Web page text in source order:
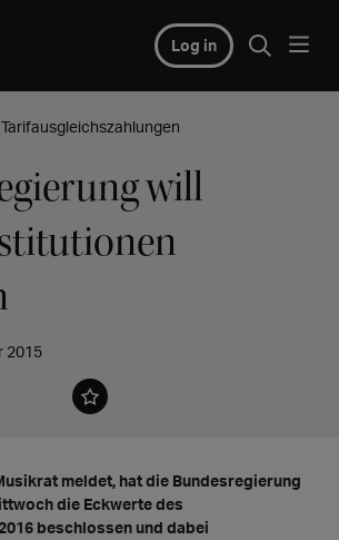
Log in
Tarifausgleichszahlungen
will
2015
meldet, hat die Bundesregierung
die Eckwerte des
beschlossen und dabei